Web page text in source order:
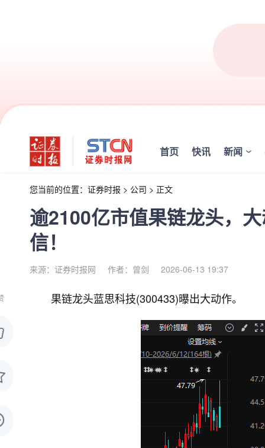
首页 快讯 新闻
您当前的位置： 证券时报 > 公司 > 正文
逾2100亿市值果链龙头，
信！
来源：证券时报网 作者：曾剑 2026-06-13 19:37
果链龙头蓝思科技(300433)曝出大动作。